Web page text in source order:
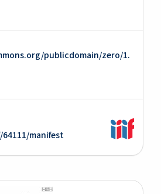
publicdomain/zero/1.
manifest